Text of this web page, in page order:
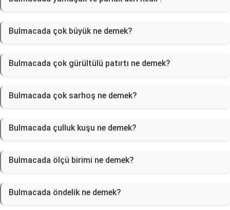
Bulmacada çok büyük ne demek?
Bulmacada çok gürültülü patırtı ne demek?
Bulmacada çok sarhoş ne demek?
Bulmacada çulluk kuşu ne demek?
Bulmacada ölçü birimi ne demek?
Bulmacada öndelik ne demek?